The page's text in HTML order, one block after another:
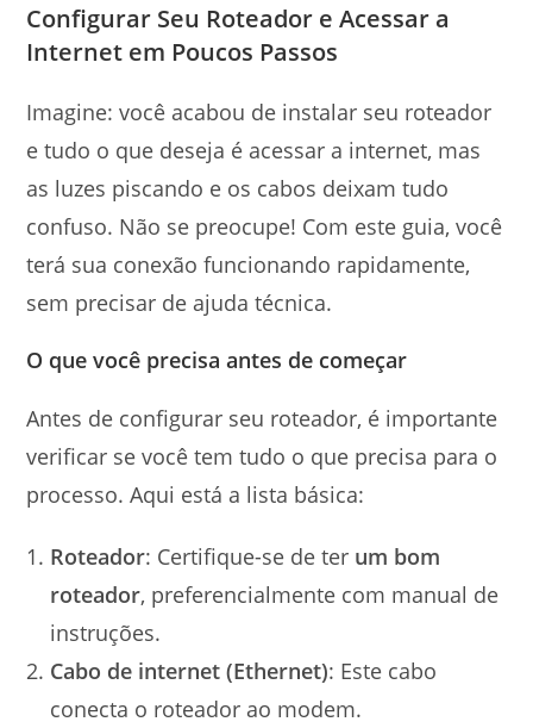
Configurar Seu Roteador e Acessar a
Internet em Poucos Passos
Imagine: você acabou de instalar seu roteador
e tudo o que deseja é acessar a internet, mas
as luzes piscando e os cabos deixam tudo
confuso. Não se preocupe! Com este guia, você
terá sua conexão funcionando rapidamente,
sem precisar de ajuda técnica.
O que você precisa antes de começar
Antes de configurar seu roteador, é importante
verificar se você tem tudo o que precisa para o
processo. Aqui está a lista básica:
Roteador: Certifique-se de ter um bom
roteador, preferencialmente com manual de
instruções.
Cabo de internet (Ethernet): Este cabo
conecta o roteador ao modem.